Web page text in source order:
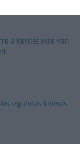
a kérdésekre van
izgalmas kihívás